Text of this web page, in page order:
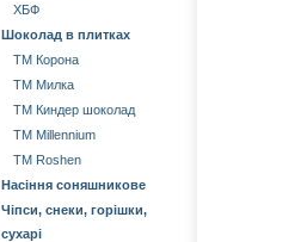
ХБФ
Шоколад в плитках
ТМ Корона
ТМ Милка
ТМ Киндер шоколад
ТМ Millennium
ТМ Roshen
Насіння соняшникове
Чіпси, снеки, горішки,
сухарі